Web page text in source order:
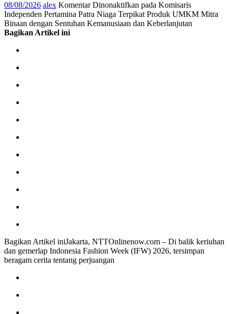
08/08/2026 alex Komentar Dinonaktifkan pada Komisaris
Independen Pertamina Patra Niaga Terpikat Produk UMKM Mitra
Binaan dengan Sentuhan Kemanusiaan dan Keberlanjutan
Bagikan Artikel ini
Bagikan Artikel iniJakarta, NTTOnlinenow.com – Di balik keriuhan
dan gemerlap Indonesia Fashion Week (IFW) 2026, tersimpan
beragam cerita tentang perjuangan